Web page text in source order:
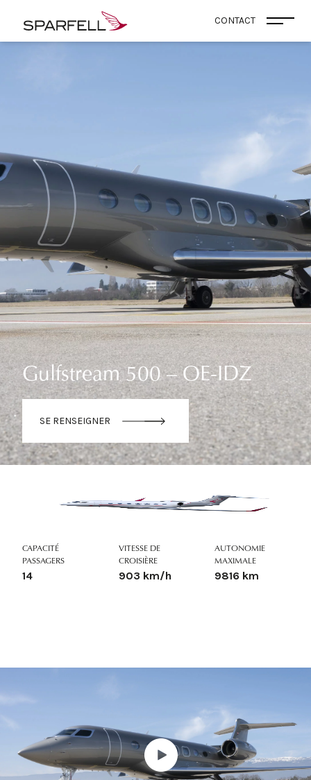
SPARFELL CONTACT
Gulfstream 500 – OE-IDZ
SE RENSEIGNER
CAPACITÉ
PASSAGERS
14
VITESSE DE
CROISIÈRE
903 km/h
AUTONOMIE
MAXIMALE
9816 km